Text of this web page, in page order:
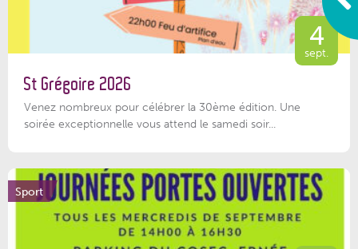
4
sept.
St Grégoire 2026
Venez nombreux pour célébrer la 30ème édition. Une
soirée exceptionnelle vous attend le samedi soir...
Sport